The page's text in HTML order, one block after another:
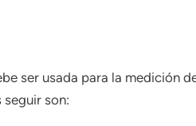
ser usada para la medición
son: